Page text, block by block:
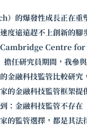
）的爆發性成長正在重
度遠遠趕不上創新的腳
Cambridge Centre
任研究員期間，我參
金融科技監管比較研究
的金融科技監管框架提
：金融科技監管不存在
監管選擇，都是其法